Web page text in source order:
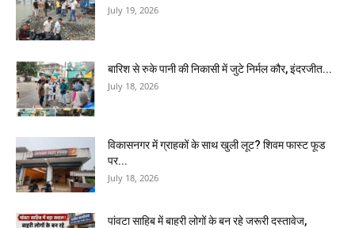
July 19, 2026
बारिश से रुके पानी की निकासी में जुटे निर्मल कौर, इंदरजीत...
July 18, 2026
विकासनगर में ग्राहकों के साथ खुली लूट? शिवम फास्ट फूड
पर...
July 18, 2026
पांवटा साहिब में बाहरी लोगों के बन रहे जरूरी दस्तावेज,